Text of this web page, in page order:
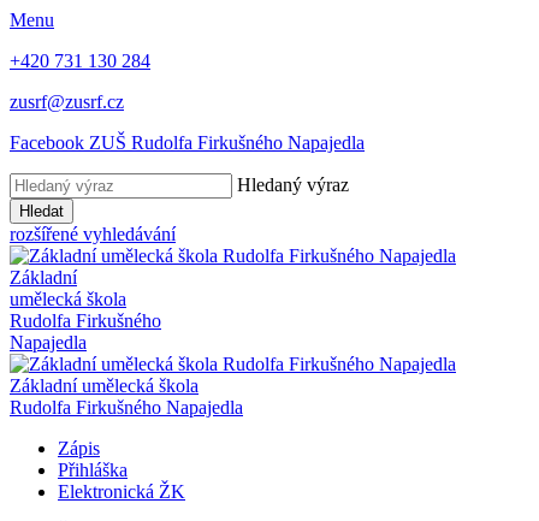
Menu
+420 731 130 284
zusrf@zusrf.cz
Facebook ZUŠ Rudolfa Firkušného Napajedla
Hledaný výraz
Hledat
rozšířené vyhledávání
Základní
umělecká škola
Rudolfa Firkušného
Napajedla
Základní umělecká škola
Rudolfa Firkušného Napajedla
Zápis
Přihláška
Elektronická ŽK